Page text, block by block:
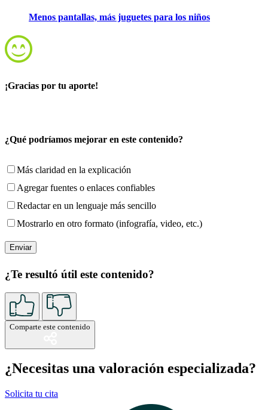
Menos pantallas, más juguetes para los niños
¡Gracias por tu aporte!
¿Qué podríamos mejorar en este contenido?
Más claridad en la explicación
Agregar fuentes o enlaces confiables
Redactar en un lenguaje más sencillo
Mostrarlo en otro formato (infografía, video, etc.)
¿Te resultó útil este contenido?
Comparte este contenido
¿Necesitas una valoración especializada?
Solicita tu cita